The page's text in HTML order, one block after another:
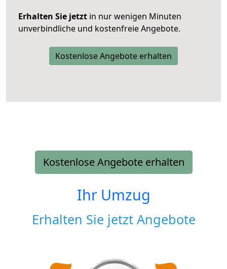
Erhalten Sie jetzt in nur wenigen Minuten
unverbindliche und kostenfreie Angebote.
Kostenlose Angebote erhalten
Kostenlose Angebote erhalten
Ihr Umzug
Erhalten Sie jetzt Angebote